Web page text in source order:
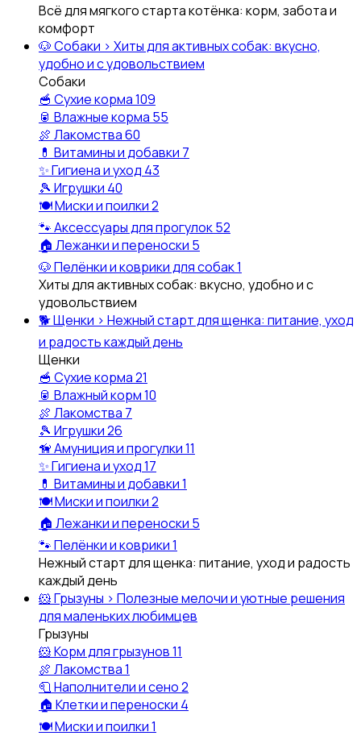
Всё для мягкого старта котёнка: корм, забота и
комфорт
🐶Собаки › Хиты для активных собак: вкусно,
удобно и с удовольствием
Собаки
🥣 Сухие корма109
🥫 Влажные корма 55
🍖 Лакомства60
💊 Витамины и добавки 7
✨Гигиена и уход 43
🎾 Игрушки 40
🍽️Миски и поилки2
🐾Аксессуары для прогулок52
🏠 Лежанки и переноски 5
🐶Пелёнки и коврики для собак1
Хиты для активных собак: вкусно, удобно и с
удовольствием
🐕Щенки › Нежный старт для щенка: питание, уход
и радость каждый день
Щенки
🥣 Сухие корма21
🥫 Влажный корм10
🍖 Лакомства 7
🎾 Игрушки26
🦮Амуниция и прогулки11
✨Гигиена и уход17
💊 Витамины и добавки1
🍽️Миски и поилки2
🏠 Лежанки и переноски 5
🐾Пелёнки и коврики1
Нежный старт для щенка: питание, уход и радость
каждый день
🐹Грызуны › Полезные мелочи и уютные решения
для маленьких любимцев
Грызуны
🐹Корм для грызунов11
🍖 Лакомства1
🧻Наполнители и сено2
🏠 Клетки и переноски 4
🍽️Миски и поилки1